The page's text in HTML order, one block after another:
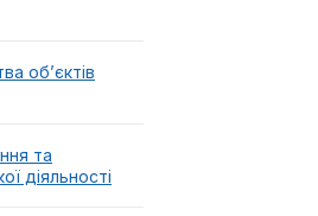
об’єктів
та
діяльності